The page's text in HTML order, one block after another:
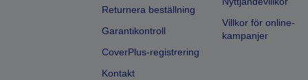
Returnera beställning
Garantikontroll
CoverPlus-registrering
Kontakt
Villkor för online-
kampanjer